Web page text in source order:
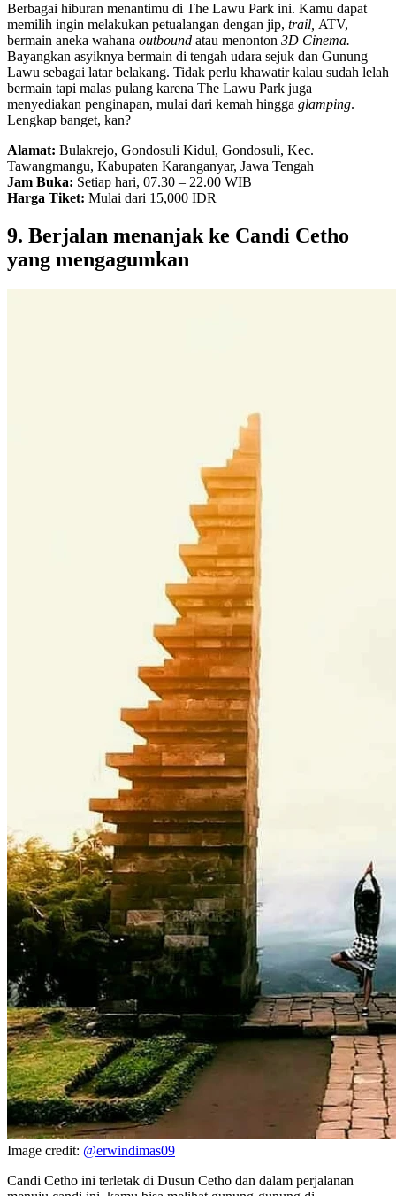
Berbagai hiburan menantimu di The Lawu Park ini. Kamu dapat
memilih ingin melakukan petualangan dengan jip, trail, ATV,
bermain aneka wahana outbound atau menonton 3D Cinema.
Bayangkan asyiknya bermain di tengah udara sejuk dan Gunung
Lawu sebagai latar belakang. Tidak perlu khawatir kalau sudah lelah
bermain tapi malas pulang karena The Lawu Park juga
menyediakan penginapan, mulai dari kemah hingga glamping.
Lengkap banget, kan?
Alamat: Bulakrejo, Gondosuli Kidul, Gondosuli, Kec.
Tawangmangu, Kabupaten Karanganyar, Jawa Tengah
Jam Buka: Setiap hari, 07.30 – 22.00 WIB
Harga Tiket: Mulai dari 15,000 IDR
9. Berjalan menanjak ke Candi Cetho
yang mengagumkan
Image credit: @erwindimas09
Candi Cetho ini terletak di Dusun Cetho dan dalam perjalanan